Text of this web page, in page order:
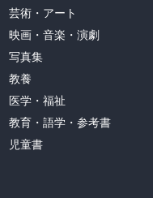
芸術・アート
映画・音楽・演劇
写真集
教養
医学・福祉
教育・語学・参考書
児童書